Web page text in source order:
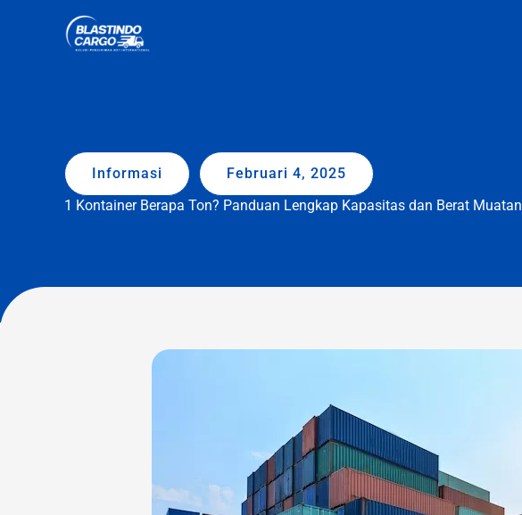
Informasi
Februari 4, 2025
1 Kontainer Berapa Ton? Panduan Lengkap Kapasitas dan Berat Muatan